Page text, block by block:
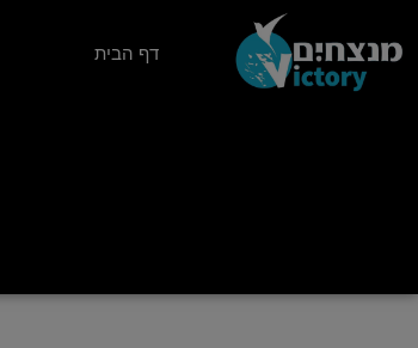
דף הבית